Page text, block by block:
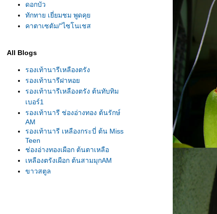
ดอกบัว
ทักทาย เยี่ยมชม พูดคุ
คาตาเซตัม/"ไซโนเชส
All Blogs
รองเท้านารีเหลืองตรัง
รองเท้านารีฝาหอ
รองเท้านารีเหลืองตรัง ต้นทับทิม
เบอร์1
รองเท้านารี ช่องอ่างทอง ต้นรักษ์
AM
รองเท้านารี เหลืองกระบี่ ต้น Miss
Teen
ช่องอ่างทองเผือก ต้นตาเหลือ
เหลืองตรังเผือก ต้นสามมุกAM
ขาวสตูล